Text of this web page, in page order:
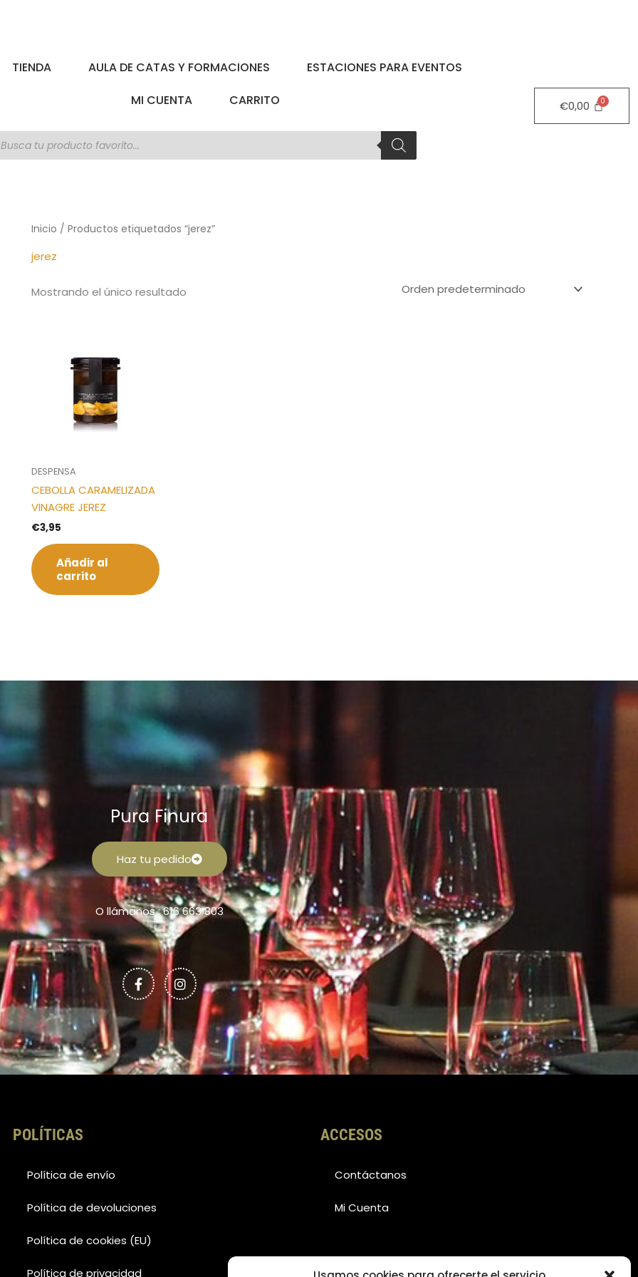
TIENDA AULA DE CATAS Y FORMACIONES
ESTACIONES PARA EVENTOS
MI CUENTA
CARRITO €0,00
Inicio / Productos etiquetados “jerez”
jerez
Mostrando el único resultado
DESPENSA
CEBOLLA CARAMELIZADA
VINAGRE JEREZ
€3,95
Añadir al
carrito
Pura Finura
Haz tu pedido
O llámanos : 616 663 803
F
a
c
e
b
o
k
f
I
s
t
a
g
a
m
POLÍTICAS
Política de envío
Política de devoluciones
Política de cookies (EU)
Política de privacidad
ACCESOS
Contáctanos
Mi Cuenta